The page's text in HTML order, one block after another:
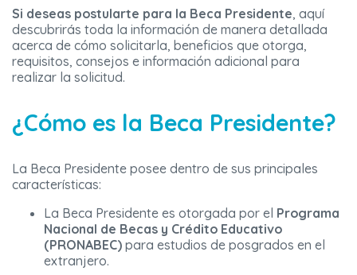
Si deseas postularte para la Beca Presidente, aquí
descubrirás toda la información de manera detallada
acerca de cómo solicitarla, beneficios que otorga,
requisitos, consejos e información adicional para
realizar la solicitud.
¿Cómo es la Beca Presidente?
La Beca Presidente posee dentro de sus principales
características:
La Beca Presidente es otorgada por el Programa
Nacional de Becas y Crédito Educativo
(PRONABEC) para estudios de posgrados en el
extranjero.